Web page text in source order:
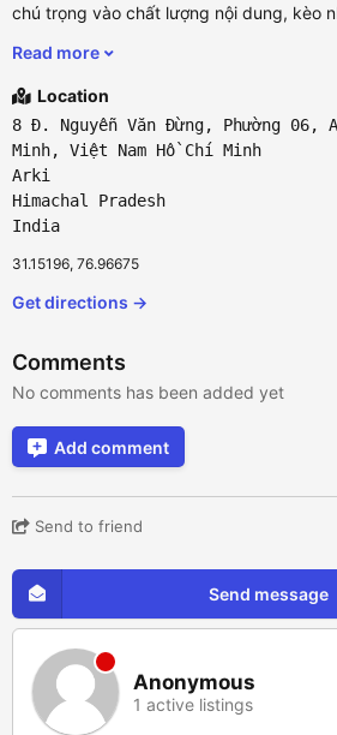
chú trọng vào chất lượng nội dung, kèo
Read more
Location
8 Đ. Nguyễn Văn Đừng, Phường 06,
Minh, Việt Nam Hồ Chí Minh
Arki
Himachal Pradesh
India
31.15196, 76.96675
Get directions →
Comments
No comments has been added yet
Add comment
Send to friend
Send message
Anonymous
1 active listings